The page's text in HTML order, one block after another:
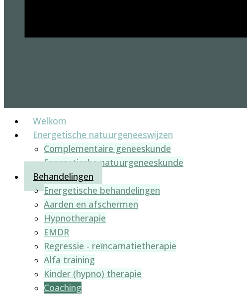
Welkom
Energetische natuurgeneeswijzen
Complementaire geneeskunde
Energetische natuurgeneeskunde
Behandelingen
Energetische behandelingen
Aarden en afschermen
Hypnotherapie
EMDR
Regressie - reïncarnatietherapie
Alfa training
Kinder (hypno) therapie
Coaching